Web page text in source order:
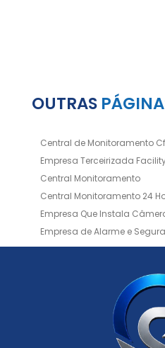
OUTRAS
Central de Monitoramento
Empresa Terceirizada
Central Monitoramento
Central Monitoramento 24
Empresa Que Instala
Empresa de Alarme e
Empresa de Alarmes
Empresa de Instalação de
Empresa de Limpeza e
Empresas de Limpeza de
Empresas de